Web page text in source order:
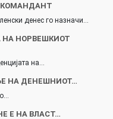
КОМАНДАНТ
денес го назначи…
НА НОРВЕШКИОТ
на…
НА ДЕНЕШНИОТ…
Е НА ВЛАСТ…